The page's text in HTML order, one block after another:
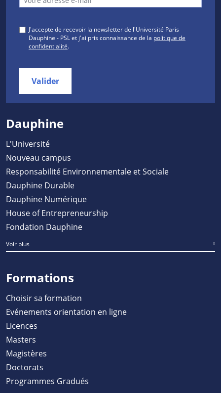
J'accepte de recevoir la newsletter de l'Université Paris
Dauphine - PSL et j'ai pris connaissance de la politique de
confidentialité.
Valider
Dauphine
L'Université
Nouveau campus
Responsabilité Environnementale et Sociale
Dauphine Durable
Dauphine Numérique
House of Entrepreneurship
Fondation Dauphine
Voir plus
Formations
Choisir sa formation
Evénements orientation en ligne
Licences
Masters
Magistères
Doctorats
Programmes Gradués